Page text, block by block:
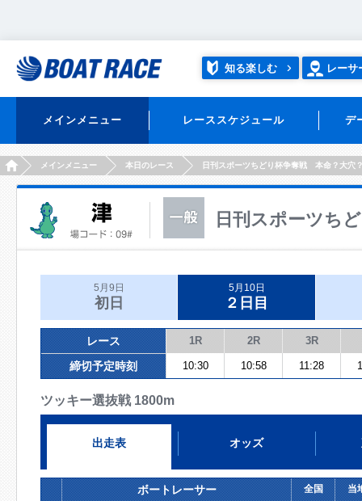
知る楽しむ レーサ
メインメニュー レーススケジュール デ
HOMEメインメニュー 本日のレース 日刊スポーツちどり杯争奪戦 本命？大穴
日刊スポーツち
5月9日
初日
5月10日
２日目
レース 1R 2R 3R
締切予定時刻 10:30 10:58 11:28
ツッキー選抜戦 1800m
出走表 オッズ
ボートレーサー 全国 当